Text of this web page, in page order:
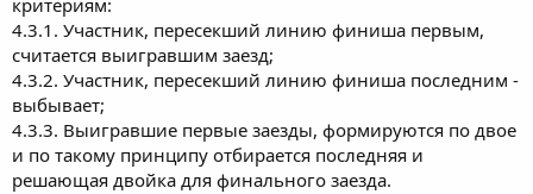
4.3.1. Участник, пересекший линию финиша первым,
считается выигравшим заезд;
4.3.2. Участник, пересекший линию финиша последним -
выбывает;
4.3.3. Выигравшие первые заезды, формируются по двое
и по такому принципу отбирается последняя и
решающая двойка для финального заезда.